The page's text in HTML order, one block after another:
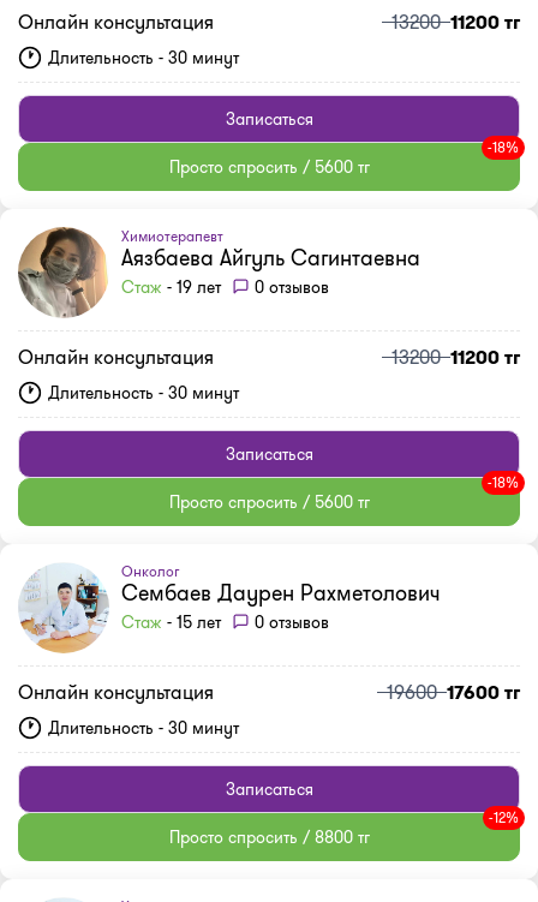
Онлайн консультация 1320011200 тг
Длительность - 30 минут
Записаться
Просто спросить / 5600 тг
-18%
Химиотерапевт
Аязбаева Айгуль Сагинтаевна
Стаж - 19 лет 0 отзывов
Онлайн консультация 1320011200 тг
Длительность - 30 минут
Записаться
Просто спросить / 5600 тг
-18%
Онколог
Сембаев Даурен Рахметолович
Стаж - 15 лет 0 отзывов
Онлайн консультация 1960017600 тг
Длительность - 30 минут
Записаться
Просто спросить / 8800 тг
-12%